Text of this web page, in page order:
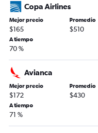
Copa Airlines
Mejor precio
$165
Promedio
$510
A tiempo
70 %
Avianca
Mejor precio
$172
Promedio
$430
A tiempo
71 %